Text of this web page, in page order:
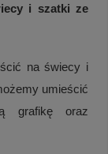
i szatki ze
na świecy i
umieścić
grafikę oraz